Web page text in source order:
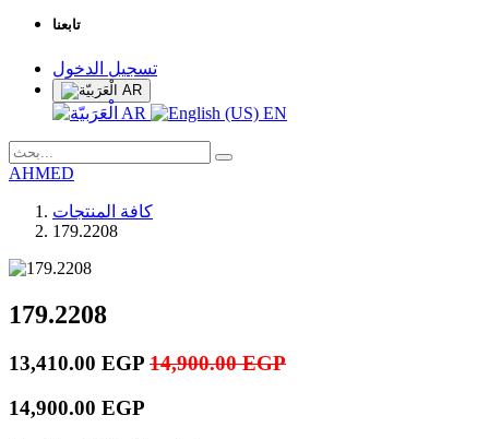
تابعنا
تسجيل الدخول
AR
AR EN
AHMED
كافة المنتجات
179.2208
179.2208
13,410.00 EGP 14,900.00EGP
14,900.00 EGP